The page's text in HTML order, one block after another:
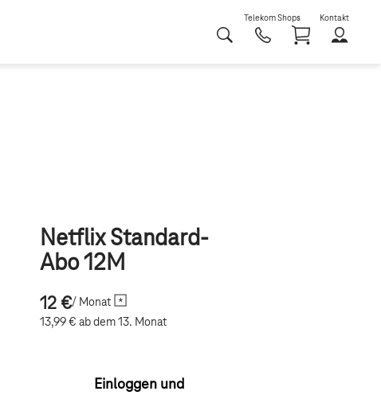
Telekom Shops Kontakt
Netflix Standard-
Abo 12M
12 €/ Monat
13,99 € ab dem 13. Monat
Einloggen und